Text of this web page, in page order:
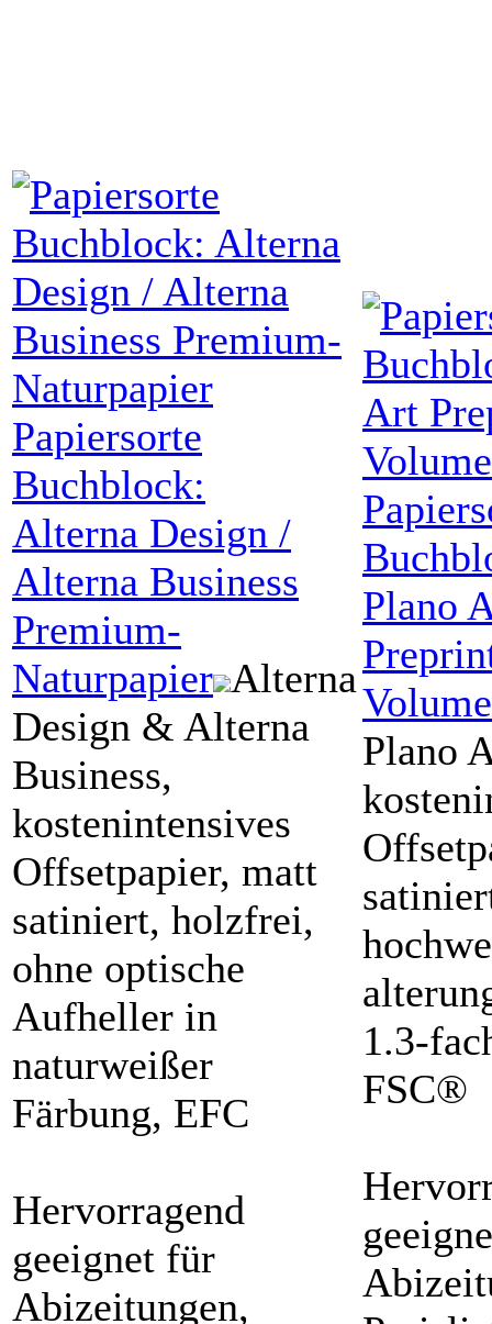
Papiersorte
Buchblock:
Alterna Design /
Alterna Business
Premium-
Naturpapier Alterna
Design & Alterna
Business,
kostenintensives
Offsetpapier, matt
satiniert, holzfrei,
ohne optische
Aufheller in
naturweißer
Färbung, EFC
Hervorragend
geeignet für
Abizeitungen,
Plano
Plano
1.3-
FSC®